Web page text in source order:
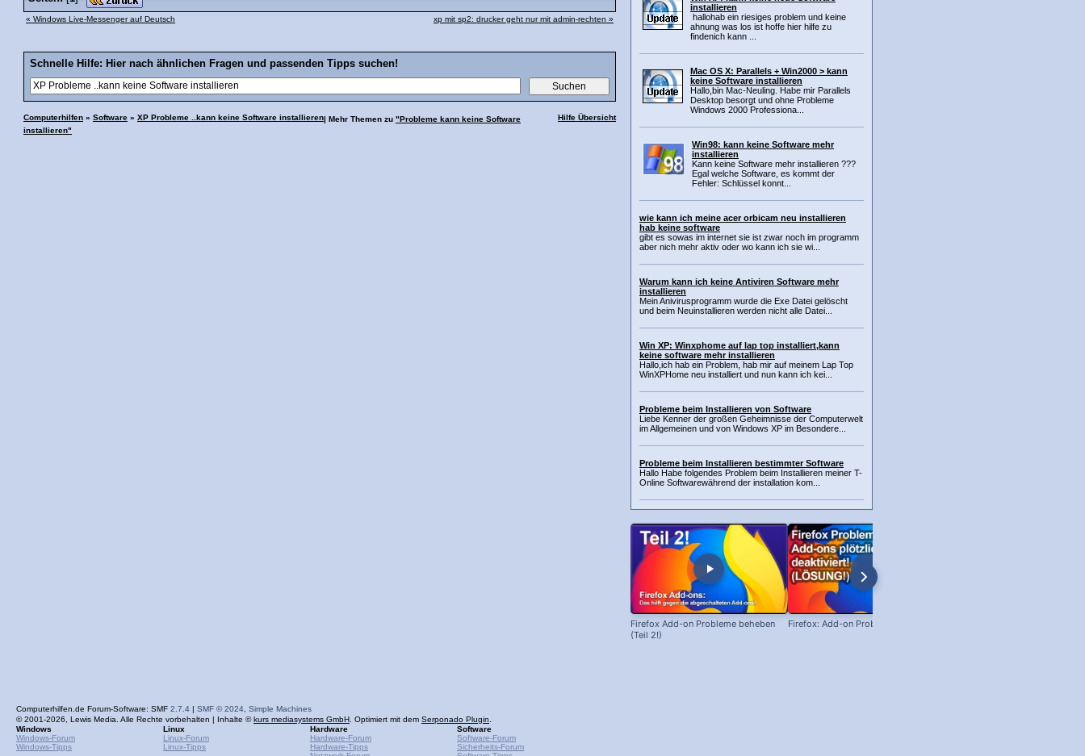
« Windows Live-Messenger auf Deutsch xp mit sp2: drucker geht nur mit admin-rechten »
Schnelle Hilfe: Hier nach ähnlichen Fragen und passenden Tipps suchen!
Computerhilfen » Software » XP Probleme ..kann keine Software installieren Hilfe Übersicht
| Mehr Themen zu "Probleme kann keine Software
installieren"
installieren
hallohab ein riesiges problem und keine
ahnung was los ist hoffe hier hilfe zu
findenich kann ...
Mac OS X: Parallels + Win2000 > kann
keine Software installieren
Hallo,bin Mac-Neuling. Habe mir Parallels
Desktop besorgt und ohne Probleme
Windows 2000 Professiona...
Win98: kann keine Software mehr
installieren
Kann keine Software mehr installieren ???
Egal welche Software, es kommt der
Fehler: Schlüssel konnt...
wie kann ich meine acer orbicam neu installieren
hab keine software
gibt es sowas im internet sie ist zwar noch im programm
aber nich mehr aktiv oder wo kann ich sie wi...
Warum kann ich keine Antiviren Software mehr
installieren
Mein Anivirusprogramm wurde die Exe Datei gelöscht
und beim Neuinstallieren werden nicht alle Datei...
Win XP: Winxphome auf lap top installiert,kann
keine software mehr installieren
Hallo,ich hab ein Problem, hab mir auf meinem Lap Top
WinXPHome neu installiert und nun kann ich kei...
Probleme beim Installieren von Software
Liebe Kenner der großen Geheimnisse der Computerwelt
im Allgemeinen und von Windows XP im Besondere...
Probleme beim Installieren bestimmter Software
Hallo Habe folgendes Problem beim Installieren meiner T-
Online Softwarewährend der installation kom...
Firefox Add-on Probleme beheben
(Teil 2!)
Firefox: Add-on Probleme beheben!
Computerhilfen.de Forum-Software: SMF 2.7.4 | SMF © 2024 Simple Machines
© 2001-2026, Lewis Media. Alle Rechte vorbehalten | Inhalte ©kurs mediasystems GmbH . Optimiert mit dem Serponado Plugin
Windows
Windows-Forum
Windows-Tipps
Linux
Linux-Forum
Linux-Tipps
Hardware
Hardware-Forum
Hardware-Tipps
Software
Software-Forum
Sicherheits-Forum